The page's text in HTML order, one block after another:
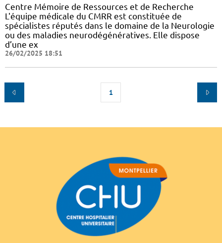
Centre Mémoire de Ressources et de Recherche
L'équipe médicale du CMRR est constituée de
spécialistes réputés dans le domaine de la Neurologie
ou des maladies neurodégénératives. Elle dispose
d’une ex
26/02/2025 18:51
1